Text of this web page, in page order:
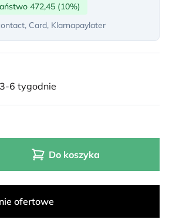
472,45 (10%)
Card, Klarnapaylater
6 tygodnie
Do koszyka
ofertowe